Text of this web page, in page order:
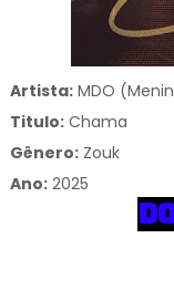
Artista:MDO
Titulo:Chama
Gênero: Zouk
Ano:2025